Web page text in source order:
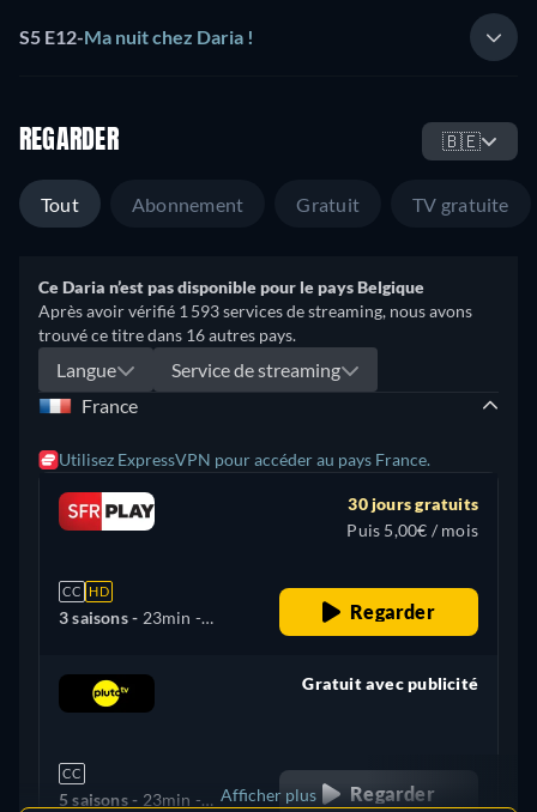
S5 E12-Ma nuit chez Daria !
REGARDER 🇧🇪
Tout Abonnement Gratuit TV gratuite
Ce Daria n’est pas disponible pour le pays Belgique
Après avoir vérifié 1 593 services de streaming, nous avons
trouvé ce titre dans 16 autres pays.
Langue
Service de streaming
France
Utilisez ExpressVPN pour accéder au pays France.
CC HD
3 saisons - 23min -
30 jours gratuits
Puis 5,00€ / mois
Regarder
CC
5 saisons - 23min -
Gratuit avec publicité
Regarder
Afficher plus